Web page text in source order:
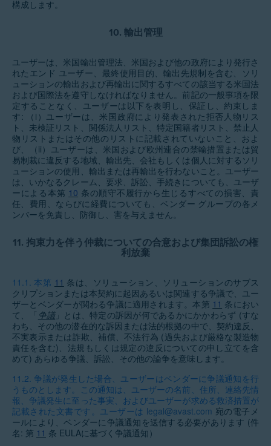
構成します。
10. 輸出管理
ユーザーは、米国輸出管理法、米国および他の政府により発行さ
れたエンド ユーザー、最終使用目的、輸出先規制を含む、ソリ
ューションの輸出および再輸出に関するすべての該当する米国法
および国際法を遵守しなければなりません。前記の一般事項を限
定することなく、ユーザーは以下を表明し、保証し、約束しま
す: （i）ユーザーは、米国政府により発表された拒否人物リス
ト、未検証リスト、関係法人リスト、特定国籍者リスト、禁止人
物リストまたはその他のリストに記載されていないこと、およ
び、（ii）ユーザーは、米国および欧州連合の禁輸措置または貿
易制裁に違反する地域、輸出先、会社もしくは個人に対するソリ
ューションの使用、輸出または再輸出を行わないこと。ユーザー
は、いかなるクレーム、要求、訴訟、手続きについても、ユーザ
ーによる本第 10 条の順守不履行から生じるすべての損害、責
任、費用、ならびに経費についても、ベンダー グループの各メ
ンバーを免責し、防御し、害を与えません。
11. 拘束力を伴う仲裁についての合意および集団訴訟の権
利放棄
11.1.本第 11 条は、ソリューション、ソリューションのサブス
クリプションまたは本契約に起因あるいは関連する争議で、ユー
ザーとベンダーが関わる争議に適用されます。本第 11 条におい
て、「 争議」とは、特定の訴因が何であるかにかかわらず (すな
わち、その他の潜在的な訴因または法的根拠の中で、契約違反、
不実表示または詐欺、補償、不法行為 (過失および厳格な製造物
責任を含む)、法規もしくは規定の違反についての申し立てを含
めて) あらゆる争議、訴訟、その他の論争を意味します。
11.2. 争議が発生した場合、ユーザーはベンダーに争議通知を行
うものとします。この通知は、ユーザーの名前、住所、連絡先情
報、争議発生に至った事実、およびユーザーが求める救済措置が
記載された文書です。ユーザーは legal@avast.com 宛の電子メ
ールにより、ベンダーに争議通知を送信する必要があります (件
名: 第 11 条 EULAに基づく争議通知）